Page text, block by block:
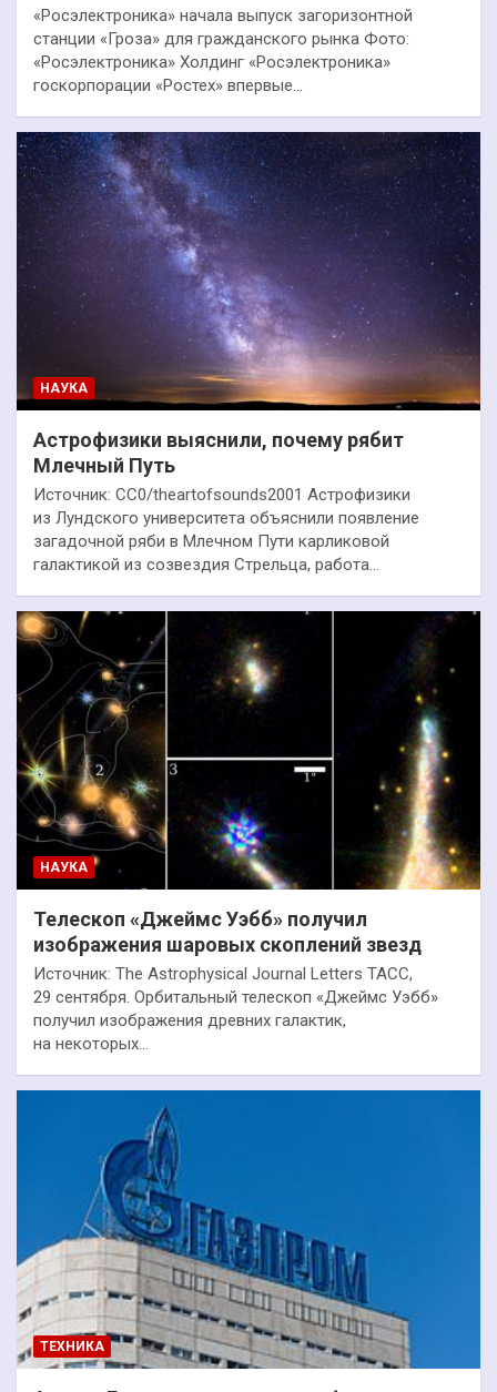
«Росэлектроника» начала выпуск загоризонтной
станции «Гроза» для гражданского рынка Фото:
«Росэлектроника» Холдинг «Росэлектроника»
госкорпорации «Ростех» впервые…
НАУКА
Астрофизики выяснили, почему рябит
Млечный Путь
Источник: CC0/theartofsounds2001 Астрофизики
из Лундского университета объяснили появление
загадочной ряби в Млечном Пути карликовой
галактикой из созвездия Стрельца, работа…
НАУКА
Телескоп «Джеймс Уэбб» получил
изображения шаровых скоплений звезд
Источник: The Astrophysical Journal Letters ТАСС,
29 сентября. Орбитальный телескоп «Джеймс Уэбб»
получил изображения древних галактик,
на некоторых…
ТЕХНИКА